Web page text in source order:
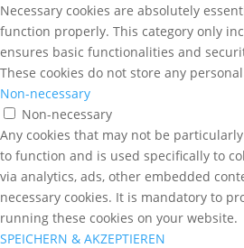
Necessary cookies are absolutely
function properly. This category only
ensures basic functionalities and
These cookies do not store any
Non-necessary
Non-necessary
Any cookies that may not be
to function and is used specifically to
via analytics, ads, other embedded
necessary cookies. It is mandatory to
running these cookies on your website.
SPEICHERN & AKZEPTIEREN